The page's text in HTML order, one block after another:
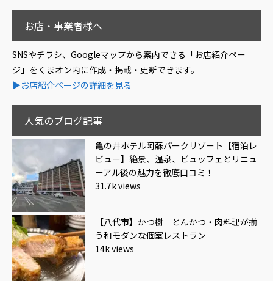
お店・事業者様へ
SNSやチラシ、Googleマップから案内できる「お店紹介ペー
ジ」をくまオン内に作成・掲載・更新できます。
▶お店紹介ページの詳細を見る
人気のブログ記事
亀の井ホテル阿蘇パークリゾート【宿泊レ
ビュー】絶景、温泉、ビュッフェとリニュ
ーアル後の魅力を徹底口コミ！
31.7k views
【八代市】かつ樹｜とんかつ・肉料理が揃
う和モダンな個室レストラン
14k views